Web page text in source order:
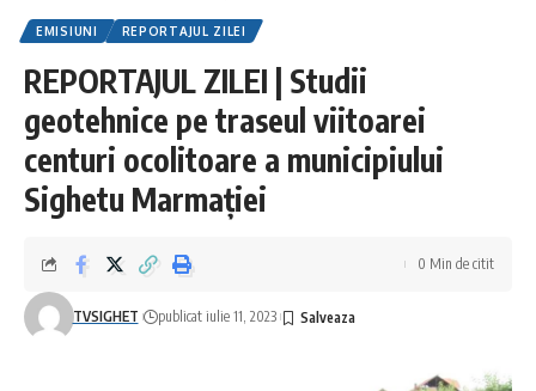
EMISIUNI REPORTAJUL ZILEI
REPORTAJUL ZILEI | Studii
geotehnice pe traseul viitoarei
centuri ocolitoare a municipiului
Sighetu Marmației
TVSIGHET publicat iulie 11, 2023
0 Min de citit